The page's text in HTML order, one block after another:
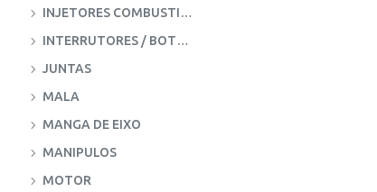
INJETORES COMBUSTIVEL
INTERRUTORES / BOTOES
JUNTAS
MALA
MANGA DE EIXO
MANIPULOS
MOTOR